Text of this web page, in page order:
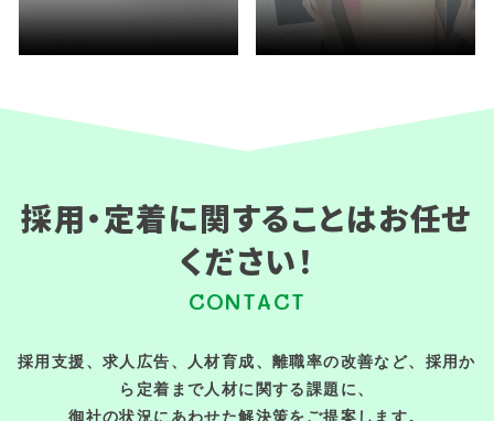
採用・定着に関することはお任せ
ください！
CONTACT
採用支援、求人広告、人材育成、離職率の改善など、採用か
ら定着まで人材に関する課題に、
御社の状況にあわせた解決策をご提案します。